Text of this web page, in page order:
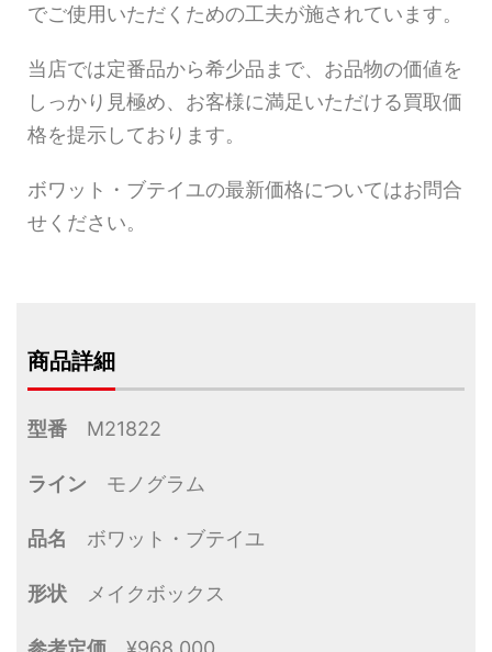
でご使用いただくための工夫が施されています。
当店では定番品から希少品まで、お品物の価値を
しっかり見極め、お客様に満足いただける買取価
格を提示しております。
ボワット・ブテイユの最新価格についてはお問合
せください。
商品詳細
型番 M21822
ライン モノグラム
品名 ボワット・ブテイユ
形状 メイクボックス